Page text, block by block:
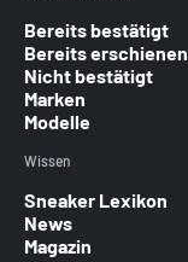
Bereits bestätigt
Bereits erschienen
Nicht bestätigt
Marken
Modelle
Wissen
Sneaker Lexikon
News
Magazin